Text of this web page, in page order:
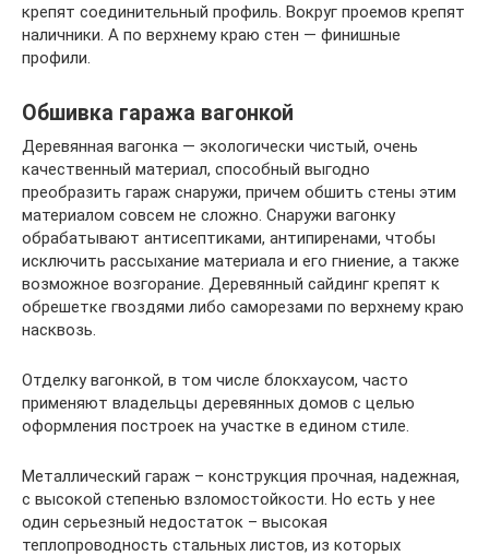
крепят соединительный профиль. Вокруг проемов крепят
наличники. А по верхнему краю стен — финишные
профили.
Обшивка гаража вагонкой
Деревянная вагонка — экологически чистый, очень
качественный материал, способный выгодно
преобразить гараж снаружи, причем обшить стены этим
материалом совсем не сложно. Снаружи вагонку
обрабатывают антисептиками, антипиренами, чтобы
исключить рассыхание материала и его гниение, а также
возможное возгорание. Деревянный сайдинг крепят к
обрешетке гвоздями либо саморезами по верхнему краю
насквозь.
Отделку вагонкой, в том числе блокхаусом, часто
применяют владельцы деревянных домов с целью
оформления построек на участке в едином стиле.
Металлический гараж – конструкция прочная, надежная,
с высокой степенью взломостойкости. Но есть у нее
один серьезный недостаток – высокая
теплопроводность стальных листов, из которых